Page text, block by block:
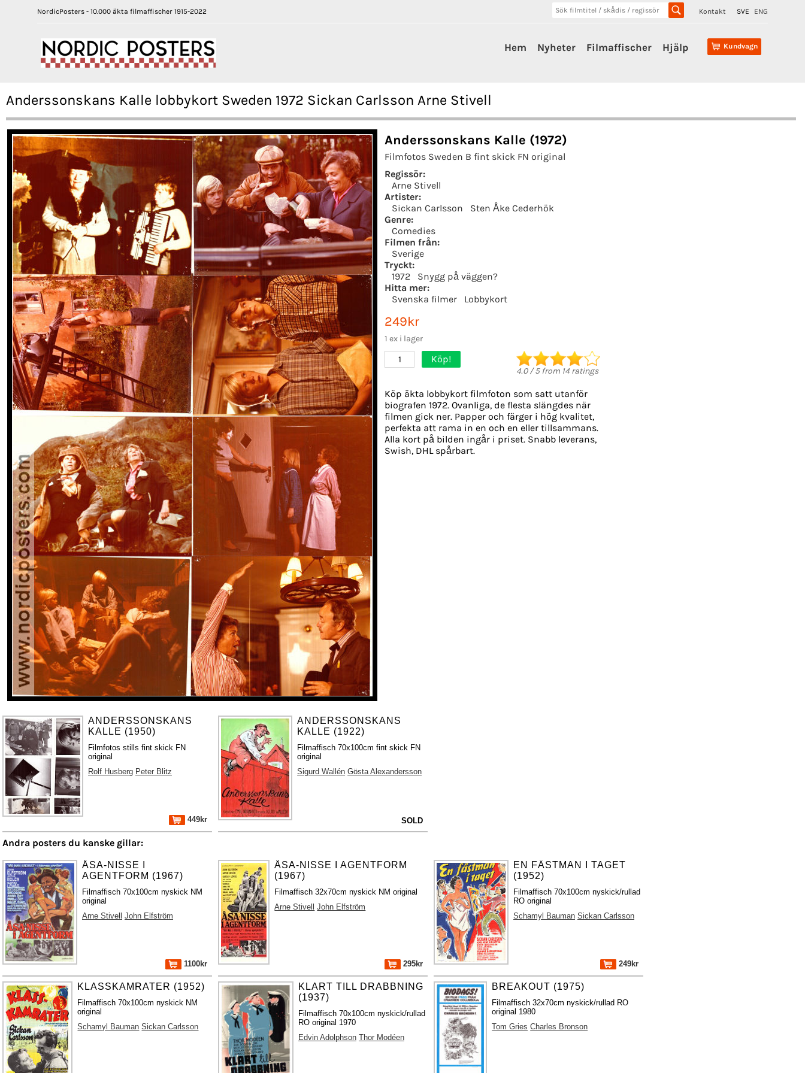
NordicPosters - 10.000 äkta filmaffischer 1915-2022 Kontakt SVE ENG
Kundvagn
Hem Nyheter Filmaffischer Hjälp
Anderssonskans Kalle lobbykort Sweden 1972 Sickan Carlsson Arne Stivell
Anderssonskans Kalle (1972)
Filmfotos Sweden B fint skick FN original
Regissör:
Arne Stivell
Artister:
Sickan Carlsson
Sten Åke Cederhök
Genre:
Comedies
Filmen från:
Sverige
Tryckt:
1972
Snygg på väggen?
Hitta mer:
Svenska filmer
Lobbykort
249kr
1 ex i lager
1 Köp!
4.0/5from 14 ratings
Köp äkta lobbykort filmfoton som satt utanför
biografen 1972. Ovanliga, de flesta slängdes när
filmen gick ner. Papper och färger i hög kvalitet,
perfekta att rama in en och en eller tillsammans.
Alla kort på bilden ingår i priset. Snabb leverans,
Swish, DHL spårbart.
ANDERSSONSKANS
KALLE (1950)
Filmfotos stills fint skick FN
original
Rolf Husberg Peter Blitz
449kr
ANDERSSONSKANS
KALLE (1922)
Filmaffisch 70x100cm fint skick FN
original
Sigurd Wallén Gösta Alexandersson
SOLD
Andra posters du kanske gillar:
ÅSA-NISSE I
AGENTFORM (1967)
Filmaffisch 70x100cm nyskick NM
original
Arne Stivell John Elfström
1100kr
ÅSA-NISSE I AGENTFORM
(1967)
Filmaffisch 32x70cm nyskick NM original
Arne Stivell John Elfström
295kr
EN FÄSTMAN I TAGET
(1952)
Filmaffisch 70x100cm nyskick/rullad
RO original
Schamyl Bauman Sickan Carlsson
249kr
KLASSKAMRATER (1952)
Filmaffisch 70x100cm nyskick NM
original
Schamyl Bauman Sickan Carlsson
KLART TILL DRABBNING
(1937)
Filmaffisch 70x100cm nyskick/rullad
RO original 1970
Edvin Adolphson Thor Modéen
BREAKOUT (1975)
Filmaffisch 32x70cm nyskick/rullad RO
original 1980
Tom Gries Charles Bronson